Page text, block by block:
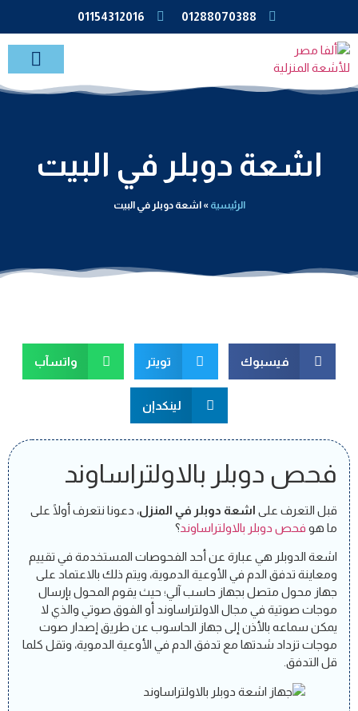
01288070388
01154312016
اشعة دوبلر في البيت
الرئيسية »اشعة دوبلر في البيت
فيسبوك تويتر واتسآب
لينكدإن
فحص دوبلر بالاولتراساوند
قبل التعرف على اشعة دوبلر في المنزل، دعونا نتعرف أولًا على
ما هو فحص دوبلر بالاولتراساوند؟
اشعة الدوبلر هي عبارة عن أحد الفحوصات المستخدمة في تقييم
ومعاينة تدفق الدم في الأوعية الدموية، ويتم ذلك بالاعتماد على
جهاز محول متصل بجهاز حاسب آلي؛ حيث يقوم المحول بإرسال
موجات صوتية في مجال الاولتراساوند أو الفوق صوتي والذي لا
يمكن سماعه بالأذن إلى جهاز الحاسوب عن طريق إصدار صوت
موجات تزداد شدتها مع تدفق الدم في الأوعية الدموية، وتقل كلما
قل التدفق.